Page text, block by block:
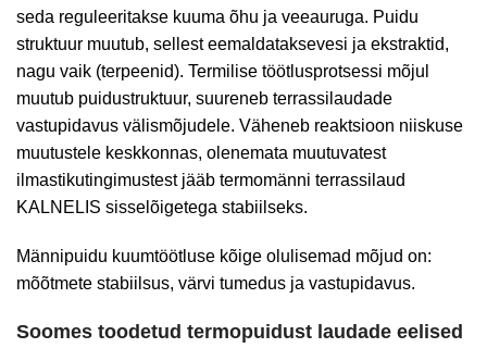
seda reguleeritakse kuuma õhu ja veeauruga. Puidu
struktuur muutub, sellest eemaldataksevesi ja ekstraktid,
nagu vaik (terpeenid). Termilise töötlusprotsessi mõjul
muutub puidustruktuur, suureneb terrassilaudade
vastupidavus välismõjudele. Väheneb reaktsioon niiskuse
muutustele keskkonnas, olenemata muutuvatest
ilmastikutingimustest jääb termomänni terrassilaud
KALNELIS sisselõigetega stabiilseks.
Männipuidu kuumtöötluse kõige olulisemad mõjud on:
mõõtmete stabiilsus, värvi tumedus ja vastupidavus.
Soomes toodetud termopuidust laudade eelised